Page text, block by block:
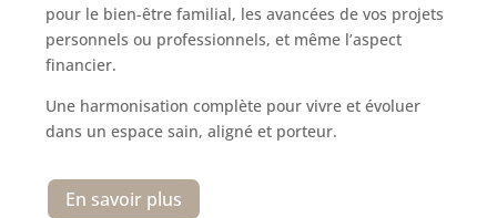
pour le bien-être familial, les avancées de vos projets
personnels ou professionnels, et même l’aspect
financier.
Une harmonisation complète pour vivre et évoluer
dans un espace sain, aligné et porteur.
En savoir plus